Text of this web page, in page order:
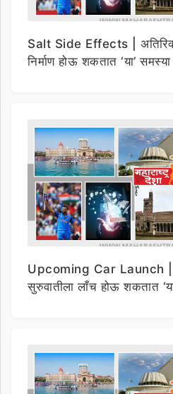
Salt Side Effects |
निर्माण होऊ शकतात ‘या’ समस्या
Upcoming Car Launch |
सुरुवातीला लाँच होऊ शकतात